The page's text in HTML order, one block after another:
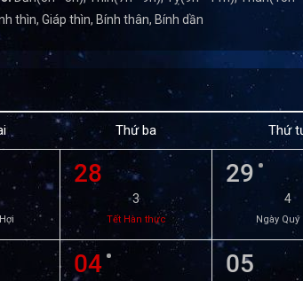
thìn, Giáp thìn, Bính thân, Bính dần
Thứ ba Thứ
28
3
Tết Hàn thực
29
4
Ngày Quý
04 05